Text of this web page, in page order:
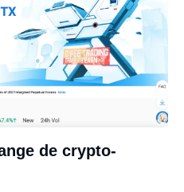
de crypto-